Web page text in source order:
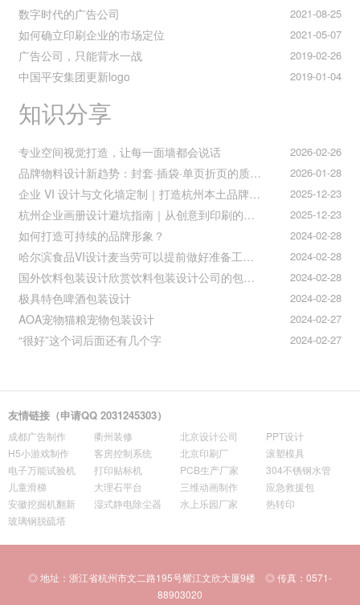
2021-08-25
数字时代的广告公司
2021-05-07
如何确立印刷企业的市场定位
2019-02-26
广告公司，只能背水一战
2019-01-04
中国平安集团更新logo
知识分享
2026-02-26
专业空间视觉打造，让每一面墙都会说话
2026-01-28
品牌物料设计新趋势：封套·插袋·单页折页的质感升级之道
2025-12-23
企业 VI 设计与文化墙定制｜打造杭州本土品牌专属视觉符号
2025-12-23
杭州企业画册设计避坑指南｜从创意到印刷的全流程把控
2024-02-28
如何打造可持续的品牌形象？
2024-02-28
哈尔滨食品VI设计麦当劳可以提前做好准备工作促进挪动购买
2024-02-28
国外饮料包装设计欣赏饮料包装设计公司的包装设计
2024-02-28
极具特色啤酒包装设计
2024-02-27
AOA宠物猫粮宠物包装设计
2024-02-27
“很好”这个词后面还有几个字
友情链接（申请QQ 2031245303）
成都广告制作 衢州装修 北京设计公司
PPT设计
H5小游戏制作
客房控制系统 北京印刷厂
滚塑模具
电子万能试验机
打印贴标机 PCB生产厂家
304不锈钢水管
儿童滑梯
大理石平台 三维动画制作
应急救援包
安徽挖掘机翻新
湿式静电除尘器 水上乐园厂家
热转印
玻璃钢脱硫塔
◎ 地址：浙江省杭州市文二路195号耀江文欣大厦9楼 ◎ 传真：0571-
88903020